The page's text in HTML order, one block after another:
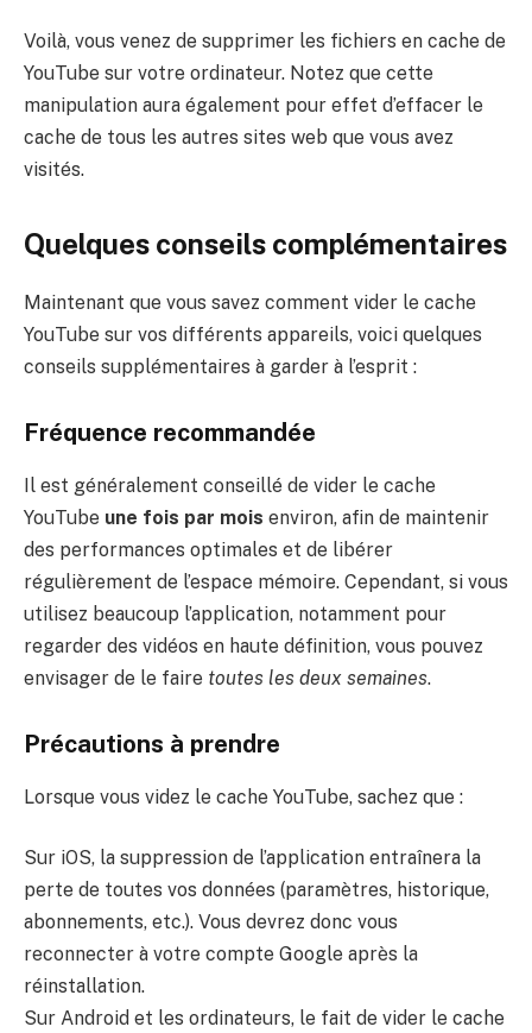
Voilà, vous venez de supprimer les fichiers en cache de
YouTube sur votre ordinateur. Notez que cette
manipulation aura également pour effet d’effacer le
cache de tous les autres sites web que vous avez
visités.
Quelques conseils complémentaires
Maintenant que vous savez comment vider le cache
YouTube sur vos différents appareils, voici quelques
conseils supplémentaires à garder à l’esprit :
Fréquence recommandée
Il est généralement conseillé de vider le cache
YouTube une fois par mois environ, afin de maintenir
des performances optimales et de libérer
régulièrement de l’espace mémoire. Cependant, si vous
utilisez beaucoup l’application, notamment pour
regarder des vidéos en haute définition, vous pouvez
envisager de le faire toutes les deux semaines.
Précautions à prendre
Lorsque vous videz le cache YouTube, sachez que :
Sur iOS, la suppression de l’application entraînera la
perte de toutes vos données (paramètres, historique,
abonnements, etc.). Vous devrez donc vous
reconnecter à votre compte Google après la
réinstallation.
Sur Android et les ordinateurs, le fait de vider le cache